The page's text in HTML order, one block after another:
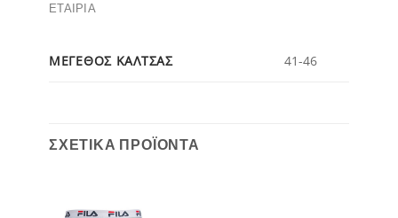
ΕΤΑΙΡΊΑ
ΜΕΓΕΘΟΣ ΚΑΛΤΣΑΣ 41-46
ΣΧΕΤΙΚΆ ΠΡΟΪΌΝΤΑ